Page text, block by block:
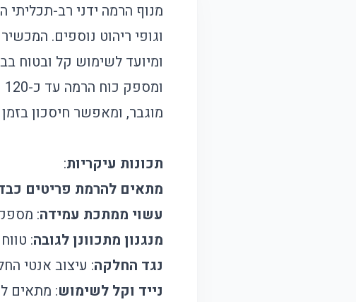
מנוף הרמה ידני רב-
וגופי ריהוט נוספים.
ומיועד לשימוש קל ובטוח
מוגבר, ומאפשר חיסכון
תכונות עיקריות:
מתאים להרמת פריטים
עשוי ממתכת עמידה: מספק כוח
מנגנון מתכוונן לגובה: טווח הרמה
נגד החלקה: עיצוב אנטי
נייד וקל לשימוש: מתאים